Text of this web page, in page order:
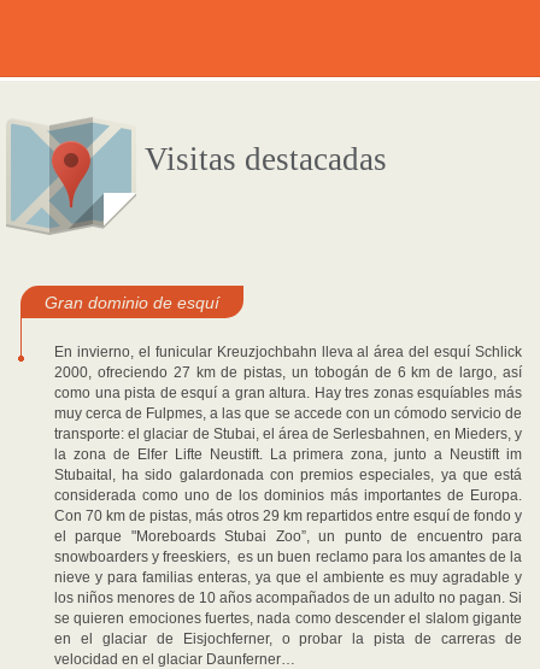
Visitas destacadas
Gran dominio de esquí
En invierno, el funicular Kreuzjochbahn lleva al área del esquí Schlick
2000, ofreciendo 27 km de pistas, un tobogán de 6 km de largo, así
como una pista de esquí a gran altura. Hay tres zonas esquíables más
muy cerca de Fulpmes, a las que se accede con un cómodo servicio de
transporte: el glaciar de Stubai, el área de Serlesbahnen, en Mieders, y
la zona de Elfer Lifte Neustift. La primera zona, junto a Neustift im
Stubaital, ha sido galardonada con premios especiales, ya que está
considerada como uno de los dominios más importantes de Europa.
Con 70 km de pistas, más otros 29 km repartidos entre esquí de fondo y
el parque "Moreboards Stubai Zoo”, un punto de encuentro para
snowboarders y freeskiers, es un buen reclamo para los amantes de la
nieve y para familias enteras, ya que el ambiente es muy agradable y
los niños menores de 10 años acompañados de un adulto no pagan. Si
se quieren emociones fuertes, nada como descender el slalom gigante
en el glaciar de Eisjochferner, o probar la pista de carreras de
velocidad en el glaciar Daunferner…